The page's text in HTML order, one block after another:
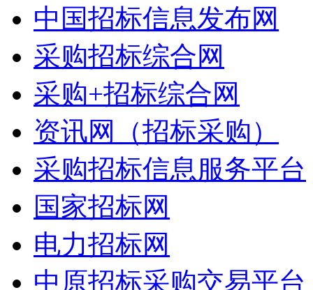
中国招标信息发布网
采购招标综合网
采购+招标综合网
资讯网（招标采购）
采购招标信息服务平台
国家招标网
电力招标网
中原招标采购交易平台